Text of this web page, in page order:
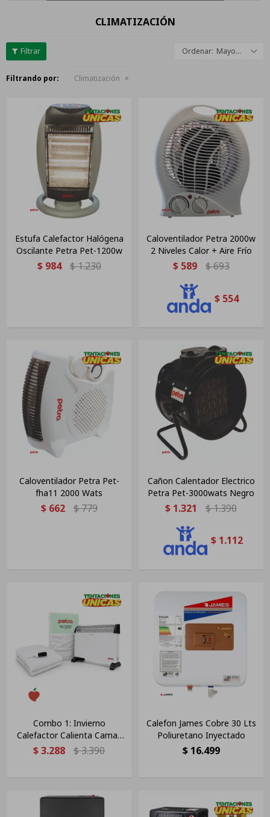
CLIMATIZACIÓN
Mayor descuento
Filtrando por: Climatización
Estufa Calefactor Halógena
Oscilante Petra Pet-1200w
$ 984 $1.230
Caloventilador Petra 2000w
2 Niveles Calor + Aire Frío
$ 589 $693
$ 554
Caloventilador Petra Pet-
fha11 2000 Wats
$ 662 $779
Cañon Calentador Electrico
Petra Pet-3000wats Negro
$ 1.321 $1.390
$ 1.112
Combo 1: Invierno
Calefactor Calienta Camas
Sabanas
$3.288 $3.390
Calefon James Cobre 30 Lts
Poliuretano Inyectado
$ 16.499